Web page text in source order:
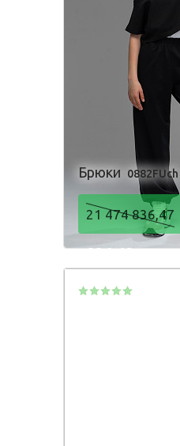
Брюки 0882FUch
21 474 836,47
836,48Р